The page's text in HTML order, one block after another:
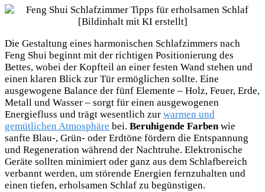
Die Gestaltung eines harmonischen Schlafzimmers nach
Feng Shui beginnt mit der richtigen Positionierung des
Bettes, wobei der Kopfteil an einer festen Wand stehen und
einen klaren Blick zur Tür ermöglichen sollte. Eine
ausgewogene Balance der fünf Elemente – Holz, Feuer, Erde,
Metall und Wasser – sorgt für einen ausgewogenen
Energiefluss und trägt wesentlich zur warmen und
gemütlichen Atmosphäre bei. Beruhigende Farbenwie
sanfte Blau-, Grün- oder Erdtöne fördern die Entspannung
und Regeneration während der Nachtruhe. Elektronische
Geräte sollten minimiert oder ganz aus dem Schlafbereich
verbannt werden, um störende Energien fernzuhalten und
einen tiefen, erholsamen Schlaf zu begünstigen.